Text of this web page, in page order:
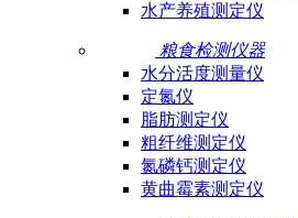
水产养殖测定仪
粮食检测仪器
水分活度测量仪
定氮仪
脂肪测定仪
粗纤维测定仪
氮磷钙测定仪
黄曲霉素测定仪